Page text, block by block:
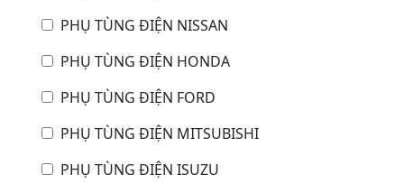
PHỤ TÙNG ĐIỆN NISSAN
PHỤ TÙNG ĐIỆN HONDA
PHỤ TÙNG ĐIỆN FORD
PHỤ TÙNG ĐIỆN MITSUBISHI
PHỤ TÙNG ĐIỆN ISUZU